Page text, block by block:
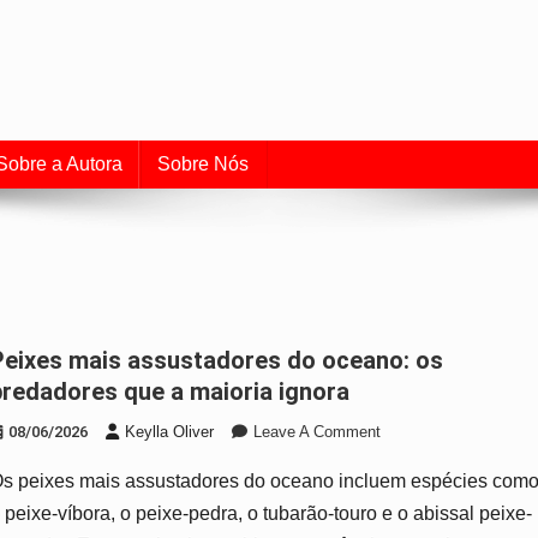
a Autora Sobre Nós
os
que a maioria ignora
08/06/2026 Keylla Oliver Leave A CommentOn
Mais
Assustadores
peixes mais assustadores do oceano incluem espécies
peixe-víbora, o peixe-pedra, o tubarão-touro e o abissal peixe-